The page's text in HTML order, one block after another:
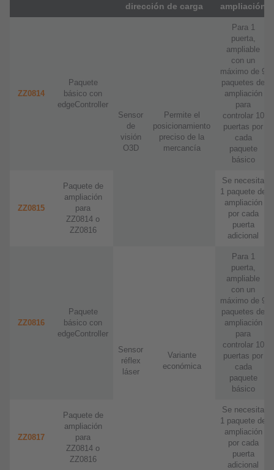
dirección de carga
ampliación
ZZ0814
Paquete
básico con
edgeController
Sensor
de
visión
O3D
Permite el
posicionamiento
preciso de la
mercancía
Para 1
puerta,
ampliable
con un
máximo de 9
paquetes de
ampliación
para
controlar 10
puertas por
cada
paquete
básico
ZZ0815
Paquete de
ampliación
para
ZZ0814 o
ZZ0816
Se necesita
1 paquete de
ampliación
por cada
puerta
adicional
ZZ0816
Paquete
básico con
edgeController
Sensor
réflex
láser
Variante
económica
Para 1
puerta,
ampliable
con un
máximo de 9
paquetes de
ampliación
para
controlar 10
puertas por
cada
paquete
básico
ZZ0817
Paquete de
ampliación
para
ZZ0814 o
ZZ0816
Se necesita
1 paquete de
ampliación
por cada
puerta
adicional